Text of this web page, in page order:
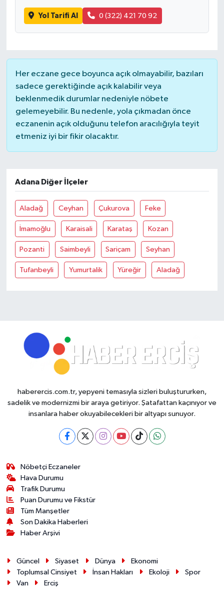
Yol Tarifi Al 0 (322) 421 70 92
Her eczane gece boyunca açık olmayabilir, bazıları
sadece gerektiğinde açık kalabilir veya
beklenmedik durumlar nedeniyle nöbete
gelemeyebilir. Bu nedenle, yola çıkmadan önce
eczanenin açık olduğunu telefon aracılığıyla teyit
etmeniz iyi bir fikir olacaktır.
Adana Diğer İlçeler
Aladağ Ceyhan Çukurova Feke
İmamoğlu Karaisali Karataş Kozan
Pozanti Saimbeyli Sariçam Seyhan
Tufanbeyli Yumurtalik Yüreğir Aladağ
haberercis.com.tr, yepyeni temasıyla sizleri buluştururken,
sadelik ve modernizmi bir araya getiriyor. Şatafattan kaçınıyor ve
insanlara haber okuyabilecekleri bir altyapı sunuyor.
Nöbetçi Eczaneler
Hava Durumu
Trafik Durumu
Puan Durumu ve Fikstür
Tüm Manşetler
Son Dakika Haberleri
Haber Arşivi
Güncel Siyaset Dünya
Ekonomi
Toplumsal Cinsiyet
İnsan Hakları Ekoloji
Spor
Van
Erciş